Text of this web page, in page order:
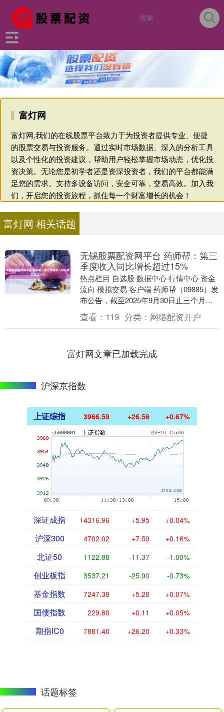
富灯网
富灯网,我们的在线股票平台致力于为投资者提供专业、便捷
的股票交易与投资服务。通过实时市场数据、深入的分析工具
以及个性化的投资建议，帮助用户轻松掌握市场动态，优化投
资决策。无论您是初学者还是资深投资者，我们的平台都能满
足您的需求。支持多设备访问，安全可靠，交易高效。加入我
们，开启您的投资旅程，抓住每一个财富增长的机会！
富灯网 相关话题
无锡股票配资网平台 药师帮：第三
季度收入同比增长超过15%
热点栏目 自选股 数据中心 行情中心 资金
流向 模拟交易 客户端 药师帮（09885）发
布公告，截至2025年9月30日止三个月本
集团收入同比增长超过15%，超....
查看： 119 分类： 网络配资开户
富灯网文章已加载完成
沪深京指数
上证综指 3966.59 +26.56 +0.67%
深证成指 14316.96 +5.95 +0.04%
沪深300 4702.02 +7.59 +0.16%
北证50 1122.88 -11.37 -1.00%
创业板指 3537.21 -25.90 -0.73%
基金指数 7247.38 +5.28 +0.07%
国债指数 229.80 +0.11 +0.05%
期指IC0 7881.40 +26.20 +0.33%
话题标签